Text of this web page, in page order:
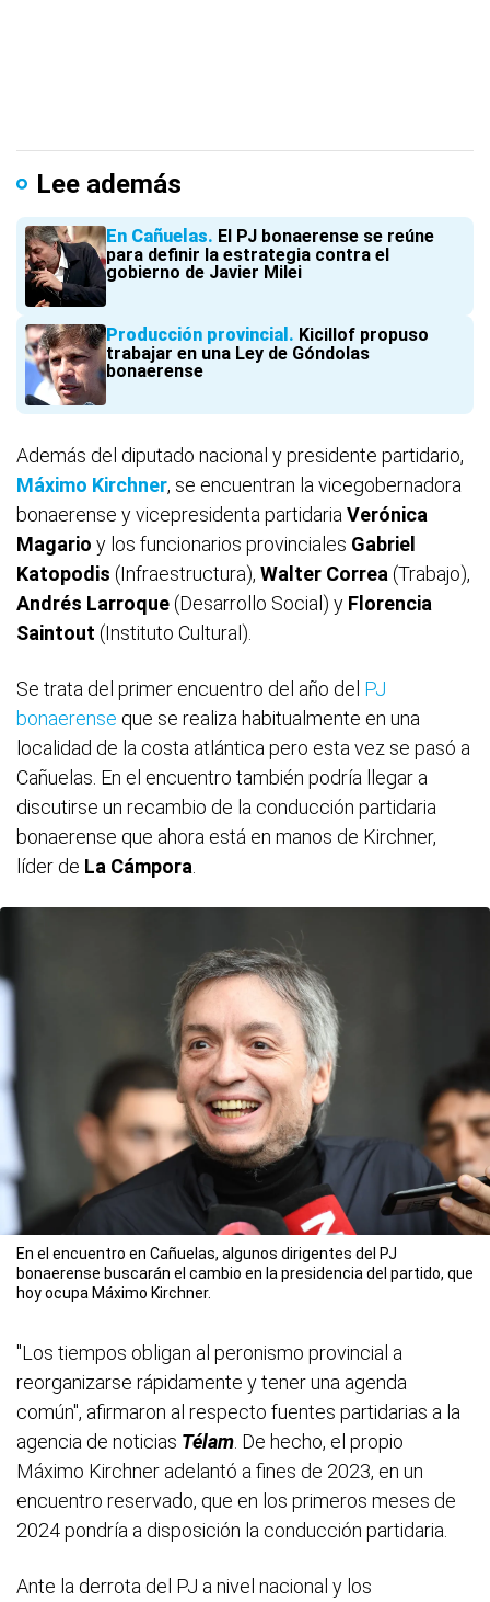
Lee además
En Cañuelas
El PJ bonaerense se reúne
para definir la estrategia contra el
gobierno de Javier Milei
Producción provincial
Kicillof propuso
trabajar en una Ley de Góndolas
bonaerense
Además del diputado nacional y presidente partidario,
Máximo Kirchner, se encuentran la vicegobernadora
bonaerense y vicepresidenta partidariaVerónica
Magario y los funcionarios provinciales Gabriel
Katopodis (Infraestructura), Walter Correa (Trabajo),
Andrés Larroque (Desarrollo Social) y Florencia
Saintout (Instituto Cultural).
Se trata del primer encuentro del año del PJ
bonaerense que se realiza habitualmente en una
localidad de la costa atlántica pero esta vez se pasó a
Cañuelas. En el encuentro también podría llegar a
discutirse un recambio de la conducción partidaria
bonaerense que ahora está en manos de Kirchner,
líder de La Cámpora.
En el encuentro en Cañuelas, algunos dirigentes del PJ
bonaerense buscarán el cambio en la presidencia del partido, que
hoy ocupa Máximo Kirchner.
"Los tiempos obligan al peronismo provincial a
reorganizarse rápidamente y tener una agenda
común", afirmaron al respecto fuentes partidarias a la
agencia de noticias Télam . De hecho, el propio
Máximo Kirchner adelantó a fines de 2023, en un
encuentro reservado, que en los primeros meses de
2024 pondría a disposición la conducción partidaria.
Ante la derrota del PJ a nivel nacional y los